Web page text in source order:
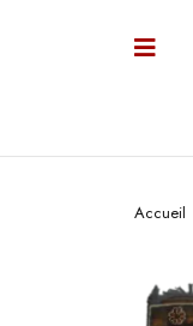
Accueil